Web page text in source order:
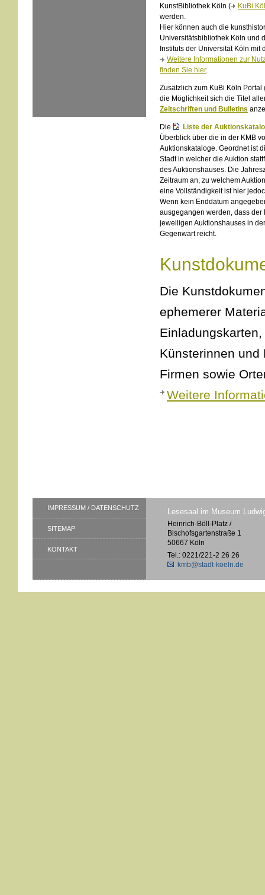
KunstBibliothek Köln (
KuBi
werden.
Hier können auch die
Universitätsbibliothek Köln und
Instituts der Universität Köln mit
Weitere Informationen zur
finden Sie hier.
Zusätzlich zum KuBi Köln Portal
die Möglichkeit sich die Titel
Zeitschriften und Bulletins
Die
Liste der
Überblick über die in der KMB
Auktionskataloge. Geordnet ist
Stadt in welcher die Auktion
des Auktionshauses. Die
Zeitraum an, zu welchem
eine Vollständigkeit ist hier
Wenn kein Enddatum
ausgegangen werden, dass der
jeweiligen Auktionshauses in
Gegenwart reicht.
Die
ephemerer
Künsterinnen und
Firmen sowie
Weitere
IMPRESSUM / DATENSCHUTZ
SITEMAP
KONTAKT
Lesesaal im Museum
Heinrich-Böll-Platz /
Bischofsgartenstraße 1
50667 Köln
Tel.: 0221/221-2 26 26
kmb@stadt-koeln.de